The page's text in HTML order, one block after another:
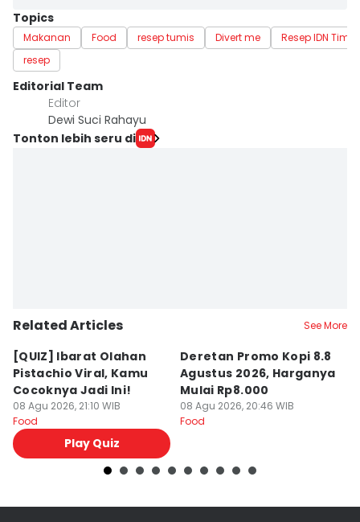
Topics
Makanan Food resep tumis Divert me
Resep IDN Times
resep
Editorial Team
Editor
Dewi Suci Rahayu
Tonton lebih seru di
Related Articles See More
[QUIZ] Ibarat Olahan
Pistachio Viral, Kamu
Cocoknya Jadi Ini!
08 Agu 2026, 21:10 WIB
Food
Play Quiz
Deretan Promo Kopi 8.8
Agustus 2026, Harganya
Mulai Rp8.000
08 Agu 2026, 20:46 WIB
Food